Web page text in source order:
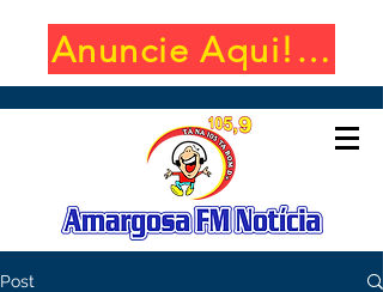
Anuncie Aqui!
Post